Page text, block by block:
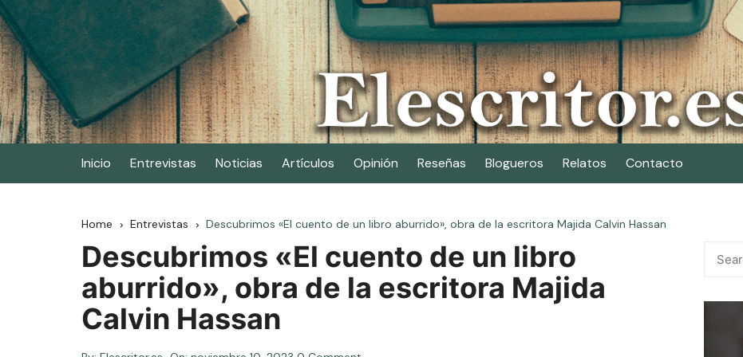
Skip
to
content
Elescritor.es
El periódico digital de los escritores
Inicio Entrevistas Noticias Artículos Opinión Reseñas Blogueros Relatos Contacto
Home Entrevistas Descubrimos «El cuento de un libro aburrido», obra de la escritora Majida Calvin Hassan
Descubrimos «El cuento de un libro
aburrido», obra de la escritora Majida
Calvin Hassan